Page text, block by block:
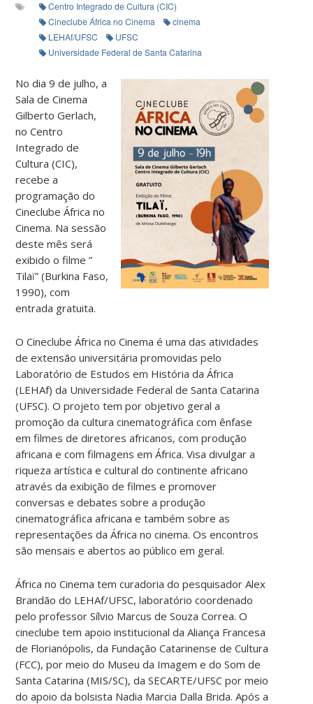
Centro Integrado de Cultura (CIC)
Cineclube África no Cinema
cinema
LEHAf/UFSC
UFSC
Universidade Federal de Santa Catarina
No dia 9 de julho, a
Sala de Cinema
Gilberto Gerlach,
no Centro
Integrado de
Cultura (CIC),
recebe a
programação do
Cineclube África no
Cinema. Na sessão
deste mês será
exibido o filme ”
Tilaï” (Burkina Faso,
1990), com
entrada gratuita.
O Cineclube África no Cinema é uma das atividades
de extensão universitária promovidas pelo
Laboratório de Estudos em História da África
(LEHAf) da Universidade Federal de Santa Catarina
(UFSC). O projeto tem por objetivo geral a
promoção da cultura cinematográfica com ênfase
em filmes de diretores africanos, com produção
africana e com filmagens em África. Visa divulgar a
riqueza artística e cultural do continente africano
através da exibição de filmes e promover
conversas e debates sobre a produção
cinematográfica africana e também sobre as
representações da África no cinema. Os encontros
são mensais e abertos ao público em geral.
África no Cinema tem curadoria do pesquisador Alex
Brandão do LEHAf/UFSC, laboratório coordenado
pelo professor Sílvio Marcus de Souza Correa. O
cineclube tem apoio institucional da Aliança Francesa
de Florianópolis, da Fundação Catarinense de Cultura
(FCC), por meio do Museu da Imagem e do Som de
Santa Catarina (MIS/SC), da SECARTE/UFSC por meio
do apoio da bolsista Nadia Marcia Dalla Brida. Após a